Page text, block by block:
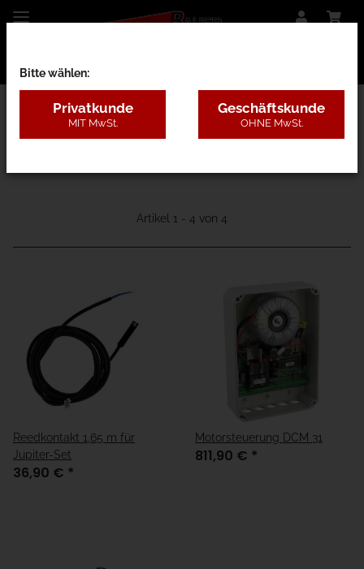
65E - Belfox
Artikel 1 - 4 von 4
Reedkontakt 1,65 m für
Jupiter-Set
36,90 € *
Motorsteuerung DCM 31
811,90 € *
Bitte wählen:
Privatkunde
MIT MwSt.
Geschäftskunde
OHNE MwSt.